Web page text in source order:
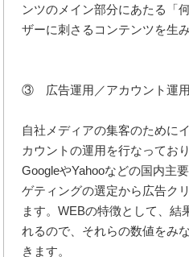
ンツのメイン部分にあたる「
ザーに刺さるコンテンツを生
③ 広告運用／アカウント運
自社メディアの集客のために
カウントの運用を行なってお
GoogleやYahooなどの国内主
ゲティングの選定から広告ク
ます。WEBの特徴として、結
れるので、それらの数値をみ
きます。